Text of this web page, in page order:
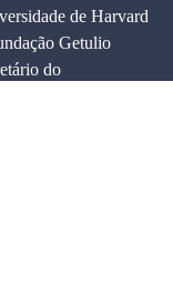
de Harvard
Getulio
do